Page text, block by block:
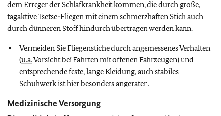
dem Erreger der Schlafkrankheit kommen, die durch große,
tagaktive Tsetse-Fliegen mit einem schmerzhaften Stich auch
durch dünneren Stoff hindurch übertragen werden kann.
Vermeiden Sie Fliegenstiche durch angemessenes Verhalten
(u.a.Vorsicht bei Fahrten mit offenen Fahrzeugen) und
entsprechende feste, lange Kleidung, auch stabiles
Schuhwerk ist hier besonders angeraten.
Medizinische Versorgung